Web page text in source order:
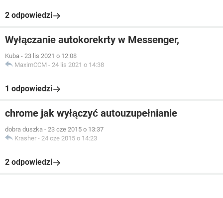
2 odpowiedzi
Wyłączanie autokorekrty w Messenger,
Kuba - 23 lis 2021 o 12:08
MaximCCM - 24 lis 2021 o 14:38
1 odpowiedzi
chrome jak wyłączyć autouzupełnianie
dobra duszka - 23 cze 2015 o 13:37
Krasher - 24 cze 2015 o 14:23
2 odpowiedzi